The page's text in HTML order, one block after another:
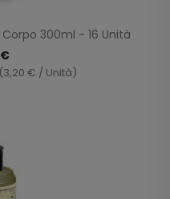
300ml - 16 Unità
€
€ / Unità)